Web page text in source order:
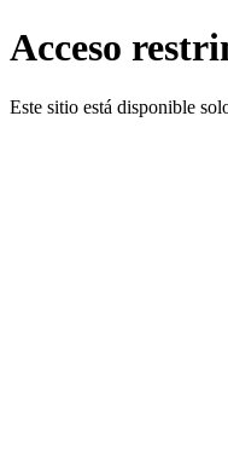
Acceso
Este sitio está disponible